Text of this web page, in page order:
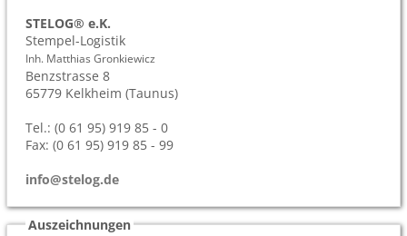
STELOG® e.K.
Stempel-Logistik
Inh. Matthias Gronkiewicz
Benzstrasse 8
65779 Kelkheim (Taunus)
Tel.: (0 61 95) 919 85 - 0
Fax: (0 61 95) 919 85 - 99
info@stelog.de
Auszeichnungen